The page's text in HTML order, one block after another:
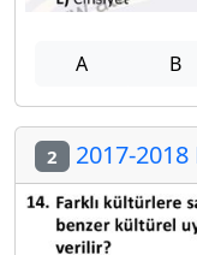
A B
2 2017-2018